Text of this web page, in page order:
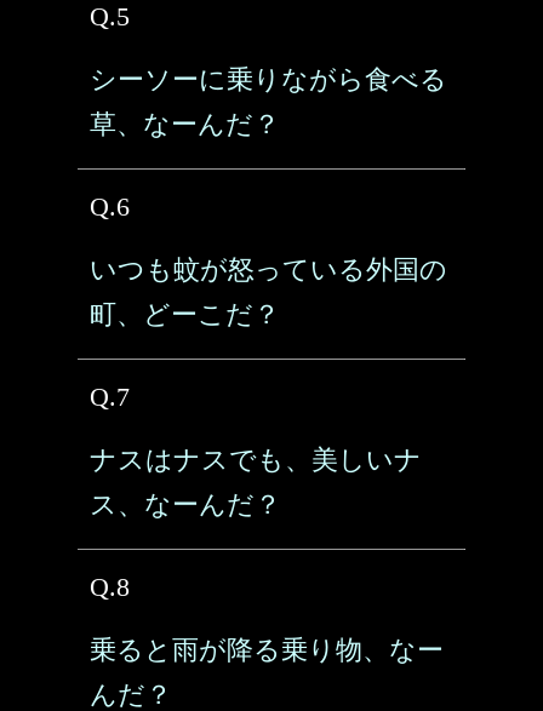
Q.5
シーソーに乗りながら食べる
草、なーんだ？
Q.6
いつも蚊が怒っている外国の
町、どーこだ？
Q.7
ナスはナスでも、美しいナ
ス、なーんだ？
Q.8
乗ると雨が降る乗り物、なー
んだ？